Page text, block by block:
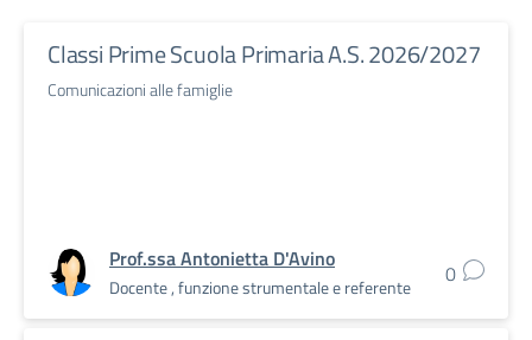
Classi Prime Scuola Primaria A.S. 2026/2027
Comunicazioni alle famiglie
Prof.ssa Antonietta D'Avino
Docente , funzione strumentale e referente 0